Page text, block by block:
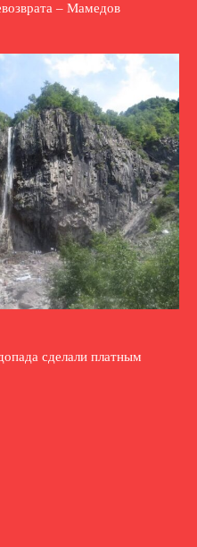
– Мамедов
сделали платным